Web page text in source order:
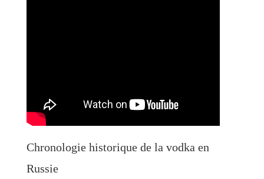
Chronologie historique de la vodka en
Russie